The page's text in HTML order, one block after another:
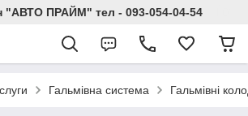
"АВТО ПРАЙМ" тел - 093-054-04-54
Гальмівна система Гальмівні